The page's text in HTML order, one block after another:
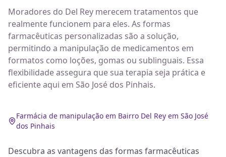
Moradores do Del Rey merecem tratamentos que
realmente funcionem para eles. As formas
farmacêuticas personalizadas são a solução,
permitindo a manipulação de medicamentos em
formatos como loções, gomas ou sublinguais. Essa
flexibilidade assegura que sua terapia seja prática e
eficiente aqui em São José dos Pinhais.
Farmácia de manipulação em Bairro Del Rey em São José
dos Pinhais
Descubra as vantagens das formas farmacêuticas